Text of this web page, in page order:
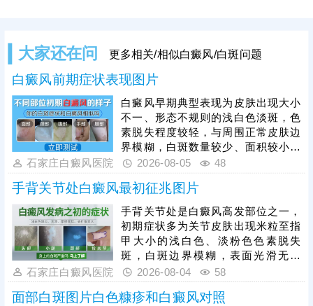
大家还在问 更多相关/相似白癜风/白斑问题
白癜风前期症状表现图片
白癜风早期典型表现为皮肤出现大小
不一、形态不规则的浅白色淡斑，色
素脱失程度较轻，与周围正常皮肤边
界模糊，白斑数量较少、面积较小，
一般无瘙痒、疼痛、脱屑等自觉不
斑症状不典型，极易与白色糠疹、花
斑癣、贫血痣等色素减退类疾病混
淆，仅凭肉眼难以准确判断。因此发
现皮肤异常白斑后，需及时到正规医
院做科学检查，明确诊断、规避误诊
漏诊。白癜风早期是治疗黄金时机，
及时开展科学对症治疗，复色效率更
高、预后更
石家庄白癜风医院 2026-08-05 48
手背关节处白癜风最初征兆图片
手背关节处是白癜风高发部位之一，
初期症状多为关节皮肤出现米粒至指
甲大小的浅白色、淡粉色色素脱失
斑，白斑边界模糊，表面光滑无鳞
屑、无红肿瘙痒、无疼痛刺痛等不适
感，不会影响皮肤正常功能。白癜风
具备极强的扩散性，手部关节活动频
石家庄白癜风医院 2026-08-04 58
面部白斑图片白色糠疹和白癜风对照